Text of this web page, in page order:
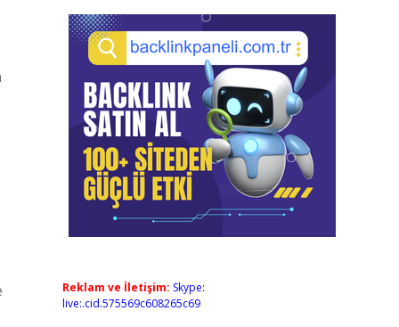
Reklam ve İletişim: Skype:
live:.cid.575569c608265c69